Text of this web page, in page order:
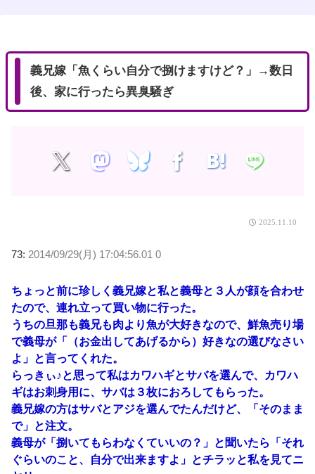
義兄嫁「魚くらい自分で捌けますけど？」→数日
後、家に行ったら異臭騒ぎ
2025.11.10
73: 2014/09/29(月) 17:04:56.01 0
ちょっと前に珍しく義兄嫁と私と義母と３人が顔を合わせ
たので、連れ立って買い物に行った。
うちの旦那も義兄も肉より魚が大好きなので、鮮魚売り場
で義母が「（お金出してあげるから）好きなの選びなさい
よ」と言ってくれた。
らっきぃ♪と思って私はカワハギとサバを選んで、カワハ
ギはお刺身用に、サバは３枚におろしてもらった。
義兄嫁の方はサバとアジを選んでたんだけど、「そのまま
で」と注文。
義母が「捌いてもらわなくていいの？」と聞いたら「それ
ぐらいのこと、自分で出来ますよ」とチラッと私を見てニ